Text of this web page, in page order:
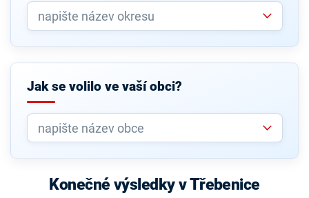
Jak se volilo ve vaší obci?
Konečné výsledky v Třebenice